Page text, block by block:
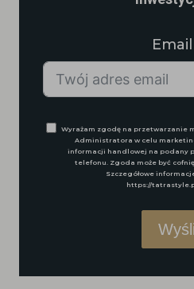
Email
Wyrażam zgodę na przetwarzanie
Administratora w celu
informacji handlowej na podany
telefonu. Zgoda może być
Szczegółowe informacje
https://